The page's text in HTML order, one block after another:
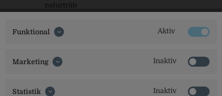
naturtrüb
Funktional Aktiv
Marketing Inaktiv
Statistik Inaktiv